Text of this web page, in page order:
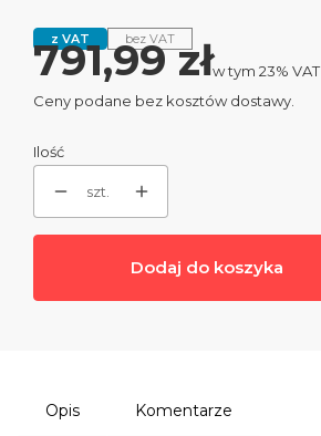
z VAT bez VAT
Cena
791,99 złw tym 23% VAT
w tym 23% VAT
Ceny podane bez kosztów dostawy.
Ilość
szt.
Dodaj do koszyka
Opis Komentarze